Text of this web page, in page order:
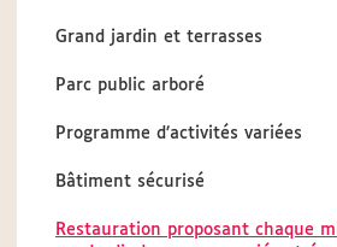
Grand jardin et terrasses
Parc public arboré
Programme d’activités variées
Bâtiment sécurisé
Restauration proposant chaque